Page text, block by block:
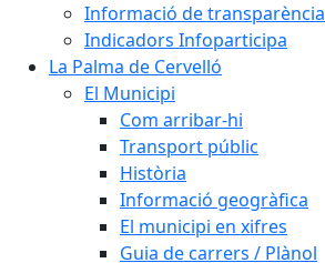
Informació de transparència
Indicadors Infoparticipa
La Palma de Cervelló
El Municipi
Com arribar-hi
Transport públic
Història
Informació geogràfica
El municipi en xifres
Guia de carrers / Plànol